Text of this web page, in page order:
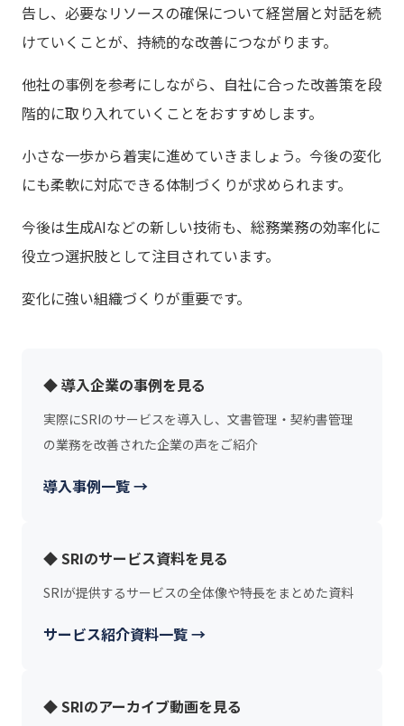
告し、必要なリソースの確保について経営層と対話を続
けていくことが、持続的な改善につながります。
他社の事例を参考にしながら、自社に合った改善策を段
階的に取り入れていくことをおすすめします。
小さな一歩から着実に進めていきましょう。今後の変化
にも柔軟に対応できる体制づくりが求められます。
今後は生成AIなどの新しい技術も、総務業務の効率化に
役立つ選択肢として注目されています。
変化に強い組織づくりが重要です。
◆ 導入企業の事例を見る
実際にSRIのサービスを導入し、文書管理・契約書管理
の業務を改善された企業の声をご紹介
導入事例一覧 →
◆ SRIのサービス資料を見る
SRIが提供するサービスの全体像や特長をまとめた資料
サービス紹介資料一覧 →
◆ SRIのアーカイブ動画を見る